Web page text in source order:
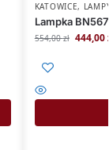
KATOWICE,
Lampka
554,00zł 444,00